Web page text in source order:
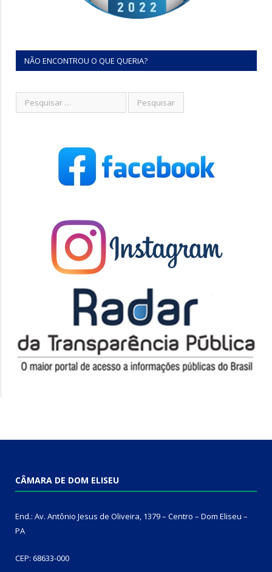
NÃO ENCONTROU O QUE QUERIA?
CÂMARA DE DOM ELISEU
End.: Av. Antônio Jesus de Oliveira, 1379 – Centro – Dom Eliseu –
PA
CEP: 68633-000